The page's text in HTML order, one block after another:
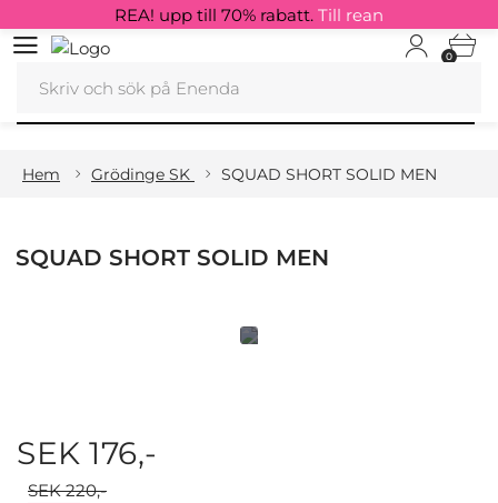
0
REA! upp till 70% rabatt. Till rean
Hem Grödinge SK SQUAD SHORT SOLID MEN
SQUAD SHORT SOLID MEN
SEK 176,-
SEK 220,-